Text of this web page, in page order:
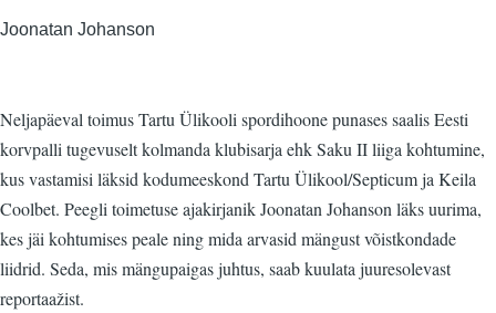
Joonatan Johanson
Neljapäeval toimus Tartu Ülikooli spordihoone punases saalis Eesti
korvpalli tugevuselt kolmanda klubisarja ehk Saku II liiga kohtumine,
kus vastamisi läksid kodumeeskond Tartu Ülikool/Septicum ja Keila
Coolbet. Peegli toimetuse ajakirjanik Joonatan Johanson läks uurima,
kes jäi kohtumises peale ning mida arvasid mängust võistkondade
liidrid. Seda, mis mängupaigas juhtus, saab kuulata juuresolevast
reportaažist.